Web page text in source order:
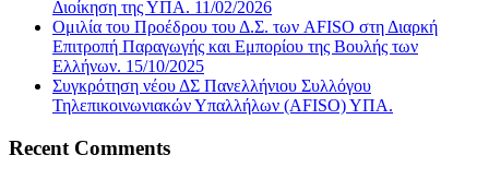
Διοίκηση της ΥΠΑ. 11/02/2026
Ομιλία του Προέδρου του Δ.Σ. των AFISO στη Διαρκή
Επιτροπή Παραγωγής και Εμπορίου της Βουλής των
Ελλήνων. 15/10/2025
Συγκρότηση νέου ΔΣ Πανελλήνιου Συλλόγου
Τηλεπικοινωνιακών Υπαλλήλων (AFISO) ΥΠΑ.
Recent Comments